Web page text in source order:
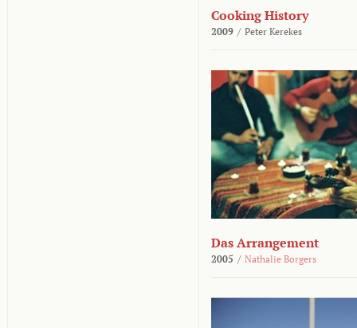
Cooking History
2009 / Peter Kerekes
Das Arrangement
2005 / Nathalie Borgers